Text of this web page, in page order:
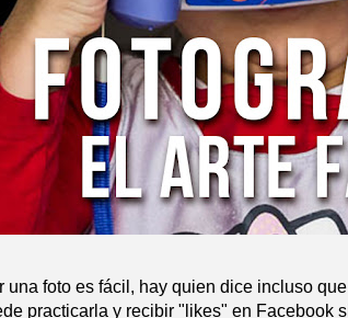
una foto es fácil, hay quien dice incluso
practicarla y recibir "likes" en Facebook